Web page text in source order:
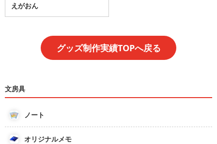
えがおん
グッズ制作実績TOPへ戻る
文房具
ノート
オリジナルメモ